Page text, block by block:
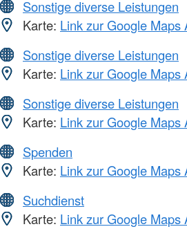
Sonstige diverse Leistungen
Karte: Link zur Google Maps
Sonstige diverse Leistungen
Karte: Link zur Google Maps
Sonstige diverse Leistungen
Karte: Link zur Google Maps
Spenden
Karte: Link zur Google Maps
Suchdienst
Karte: Link zur Google Maps